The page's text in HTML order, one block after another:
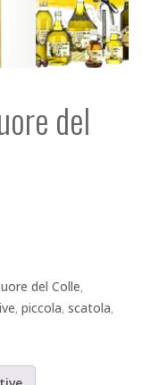
del
del Colle,
, piccola, scatola,